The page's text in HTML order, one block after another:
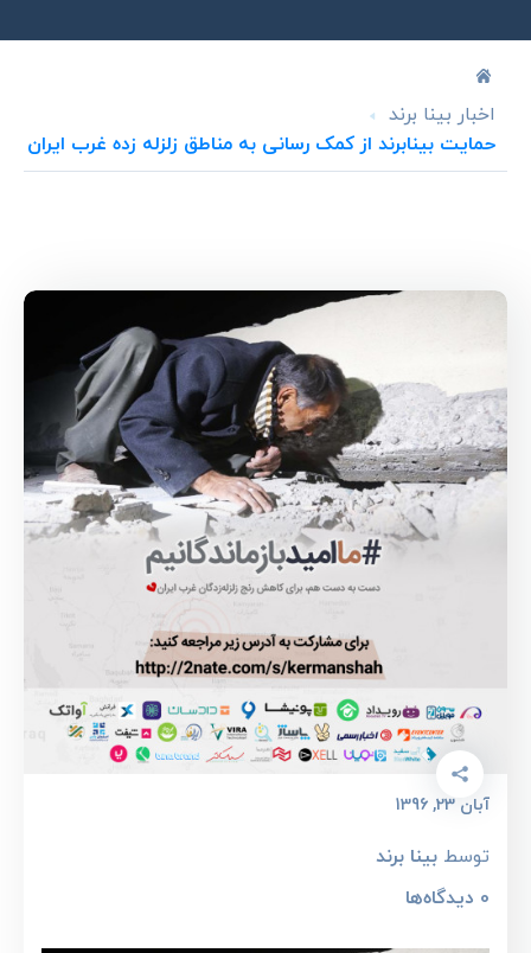
اخبار بینا برند
حمایت بینابرند از کمک رسانی به مناطق زلزله زده غرب ایران
آبان 23, 1396
توسط بینا برند
0 دیدگاه‌ها